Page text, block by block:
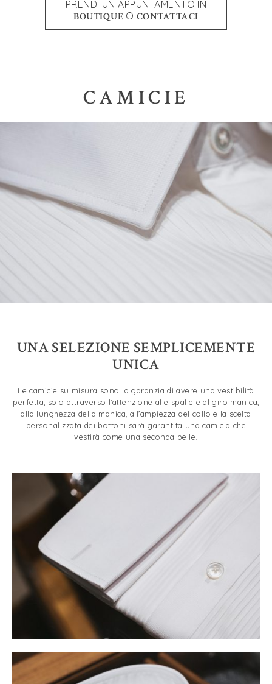
PRENDI UN APPUNTAMENTO IN
BOUTIQUE O CONTATTACI
CAMICIE
UNA SELEZIONE SEMPLICEMENTE
UNICA
Le camicie su misura sono la garanzia di avere una vestibilità
perfetta, solo attraverso l’attenzione alle spalle e al giro manica,
alla lunghezza della manica, all’ampiezza del collo e la scelta
personalizzata dei bottoni sarà garantita una camicia che
vestirà come una seconda pelle.